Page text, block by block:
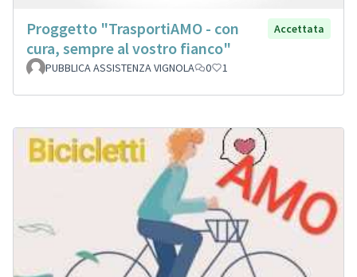
Proggetto "TrasportiAMO - con
cura, sempre al vostro fianco"
Accettata
PUBBLICA ASSISTENZA VIGNOLA 0 1